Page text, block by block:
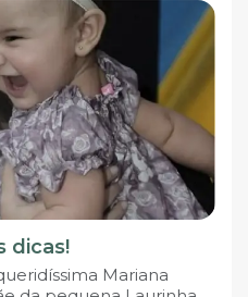
dicas!
Mariana